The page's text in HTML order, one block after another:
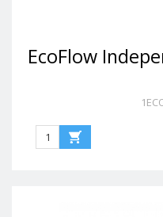
EcoFlow